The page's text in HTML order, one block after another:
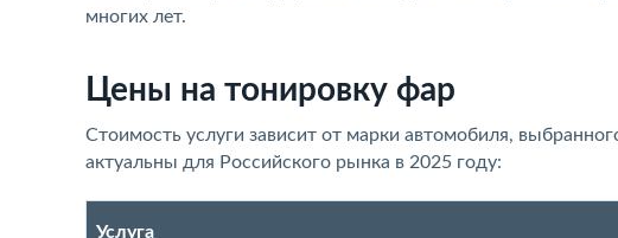
многих лет.
Цены на тонировку фар
Стоимость услуги зависит от марки автомобиля,
актуальны для Российского рынка в 2025 году:
Услуга